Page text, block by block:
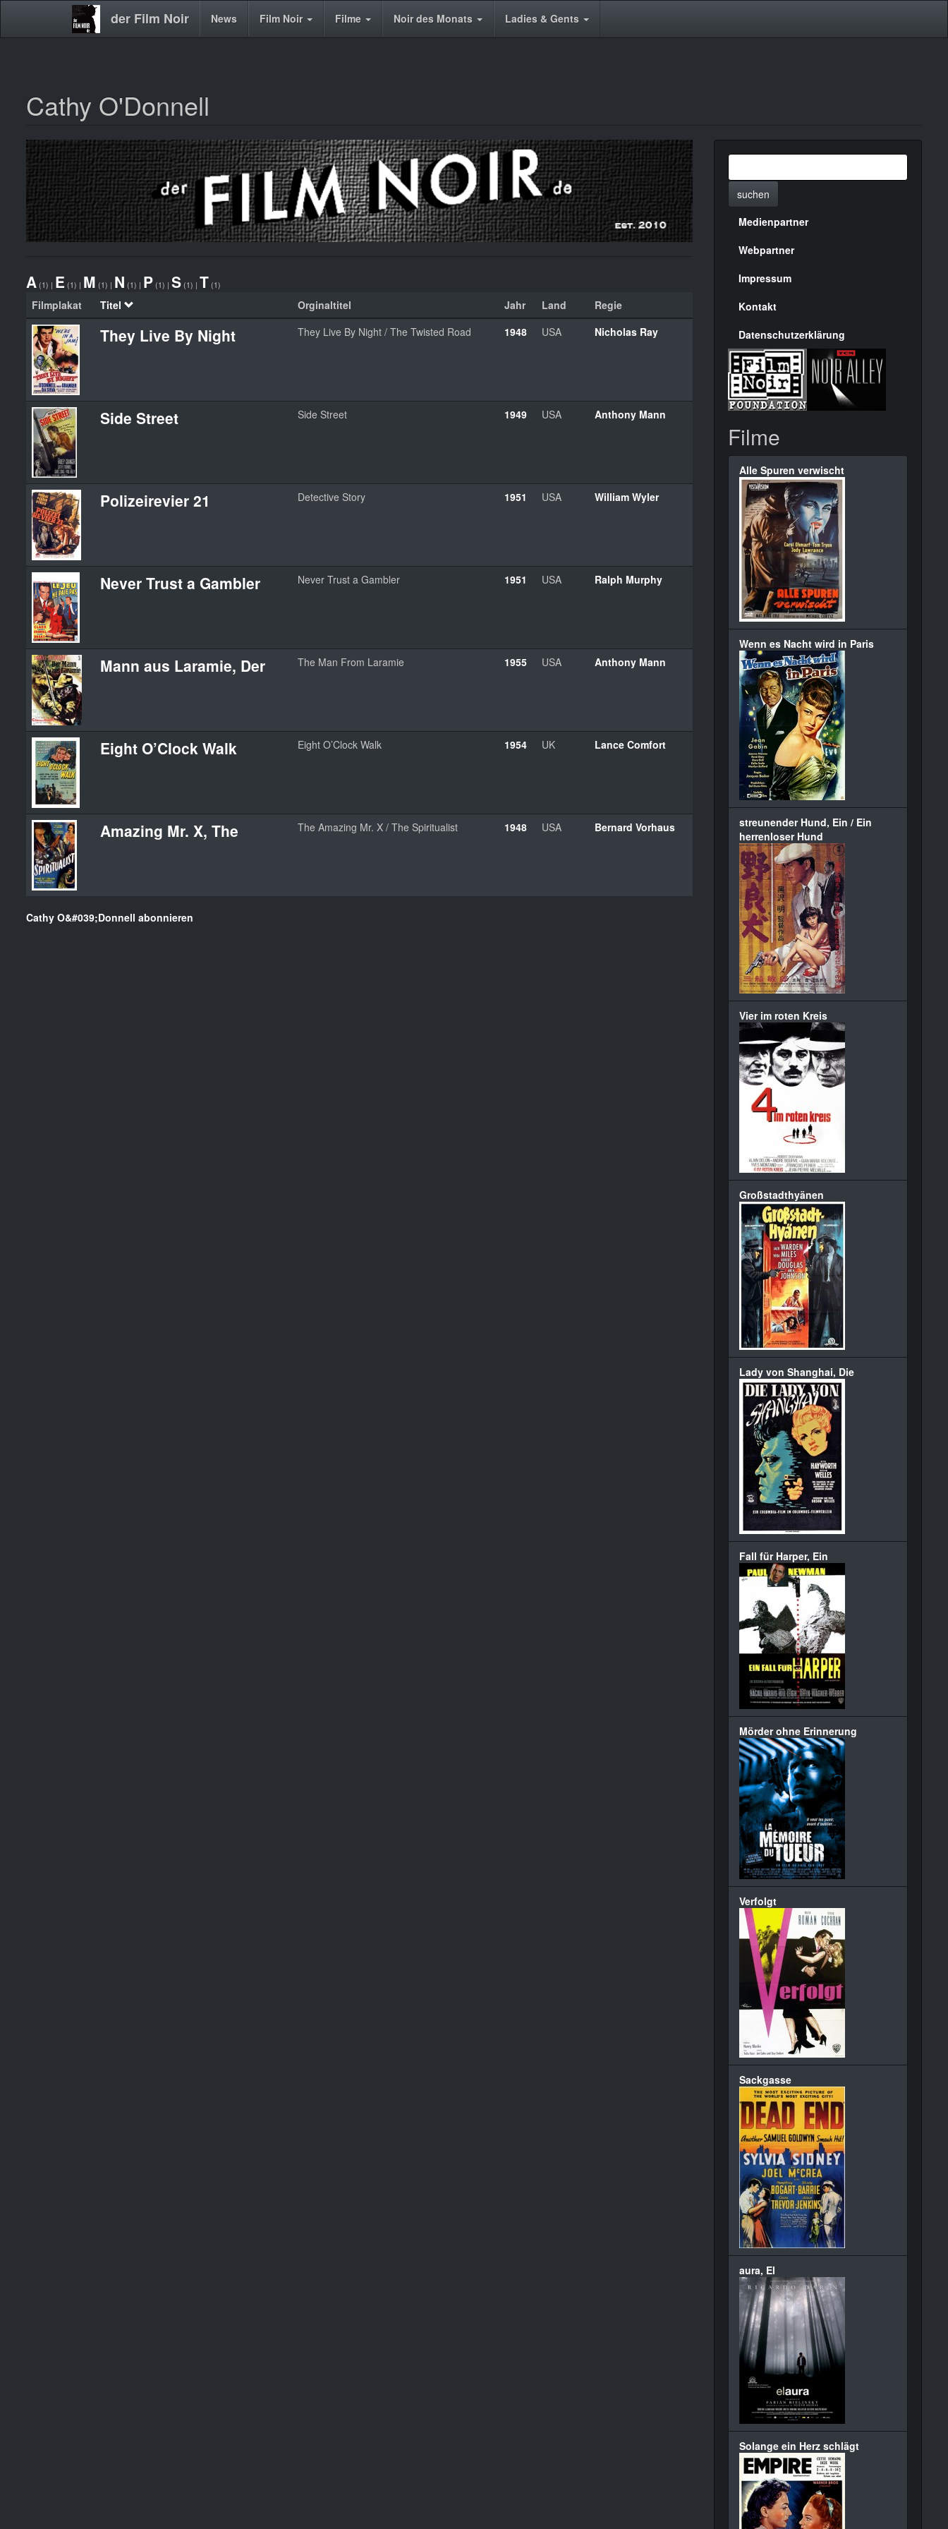
der Film Noir
Main News Film Noir Filme Noir des Monats Ladies & Gents
Cathy O'Donnell
A (1) | E (1) | M (1) | N (1) | P (1) | S (1) | T (1)
Filmplakat Titel Orginaltitel Jahr Land Regie
They Live By Night They Live By Night / The Twisted Road 1948 USA Nicholas Ray
Side Street Side Street 1949 USA Anthony Mann
Polizeirevier 21 Detective Story 1951 USA William Wyler
Never Trust a Gambler Never Trust a Gambler 1951 USA Ralph Murphy
Mann aus Laramie, Der The Man From Laramie 1955 USA Anthony Mann
Eight O’Clock Walk Eight O’Clock Walk 1954 UK Lance Comfort
Amazing Mr. X, The The Amazing Mr. X / The Spiritualist 1948 USA Bernard Vorhaus
Cathy O&#039;Donnell abonnieren
suchen
Menülinks
rechte
Seite
Medienpartner
Webpartner
Impressum
Kontakt
Datenschutzerklärung
Filme
Alle Spuren verwischt
Wenn es Nacht wird in Paris
streunender Hund, Ein / Ein
herrenloser Hund
Vier im roten Kreis
Großstadthyänen
Lady von Shanghai, Die
Fall für Harper, Ein
Mörder ohne Erinnerung
Verfolgt
Sackgasse
aura, El
Solange ein Herz schlägt